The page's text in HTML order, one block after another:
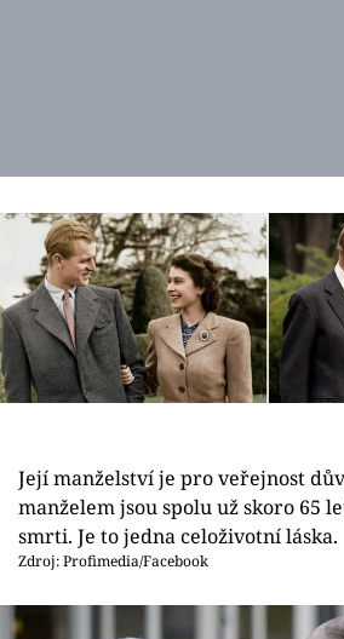
Její manželství je pro veřejnost
manželem jsou spolu už skoro 65
smrti. Je to jedna celoživotní láska.
Zdroj: Profimedia/Facebook